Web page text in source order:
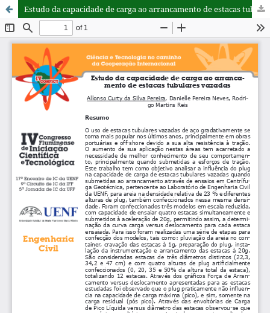
Estudo da capacidade de carga ao arrancamento de estacas tubulares vazadas